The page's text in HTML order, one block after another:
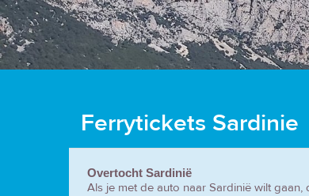
Ferrytickets Sardinie
Overtocht Sardinië
Als je met de auto naar Sardinië wilt